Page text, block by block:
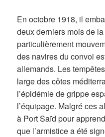
En octobre 1918, il
deux derniers mois de
particulièrement
des navires du convoi
allemands. Les
large des côtes
l’épidémie de grippe
l’équipage. Malgré ces
à Port Saïd pour
que l’armistice a été